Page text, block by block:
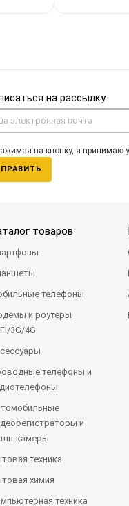
на рассылку
на кнопку, я принимаю
товаров
телефоны
и роутеры
3G/4G
телефоны и
и
камеры
техника
химия
техника